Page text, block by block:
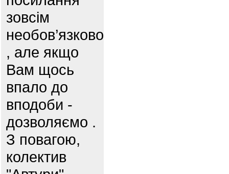
зовсім
необов’язково
, але якщо
Вам щось
впало до
вподоби -
дозволяємо .
З повагою,
колектив